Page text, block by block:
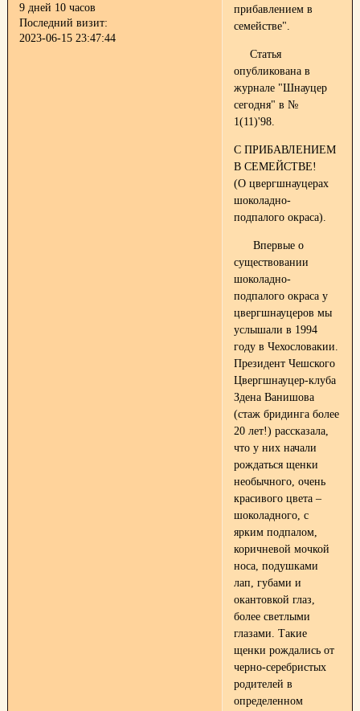
9 дней 10 часов
Последний визит:
2023-06-15 23:47:44
прибавлением в
семействе".
Статья
опубликована в
журнале "Шнауцер
сегодня" в №
1(11)'98.
С ПРИБАВЛЕНИЕМ
В СЕМЕЙСТВЕ!
(О цвергшнауцерах
шоколадно-
подпалого окраса).
Впервые о
существовании
шоколадно-
подпалого окраса у
цвергшнауцеров мы
услышали в 1994
году в Чехословакии.
Президент Чешского
Цвергшнауцер-клуба
Здена Ванишова
(стаж бридинга более
20 лет!) рассказала,
что у них начали
рождаться щенки
необычного, очень
красивого цвета –
шоколадного, с
ярким подпалом,
коричневой мочкой
носа, подушками
лап, губами и
окантовкой глаз,
более светлыми
глазами. Такие
щенки рождались от
черно-серебристых
родителей в
определенном